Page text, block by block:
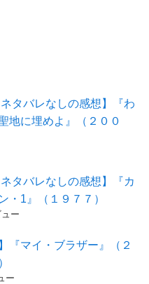
ネタバレなしの感想】『わ
地に埋めよ』（２００
ネタバレなしの感想】『カ
・1』（１９７７）
ー
『マイ・ブラザー』（２
ー